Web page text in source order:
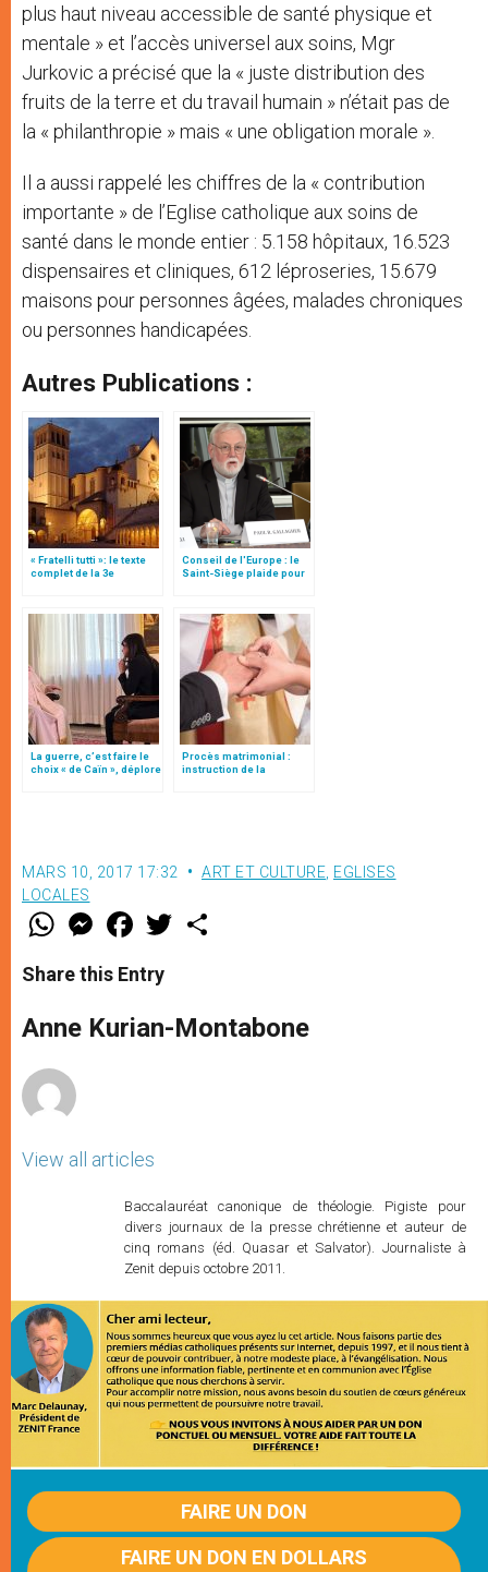
plus haut niveau accessible de santé physique et
mentale » et l’accès universel aux soins, Mgr
Jurkovic a précisé que la « juste distribution des
fruits de la terre et du travail humain » n’était pas de
la « philanthropie » mais « une obligation morale ».
Il a aussi rappelé les chiffres de la « contribution
importante » de l’Eglise catholique aux soins de
santé dans le monde entier : 5.158 hôpitaux, 16.523
dispensaires et cliniques, 612 léproseries, 15.679
maisons pour personnes âgées, malades chroniques
ou personnes handicapées.
Autres Publications :
« Fratelli tutti »: le texte
complet de la 3e
Conseil de l'Europe : le
Saint-Siège plaide pour
religieuse"
La guerre, c’est faire le
choix « de Caïn », déplore
Procès matrimonial :
instruction de la
MARS 10, 2017 17:32 ART ET CULTURE EGLISES
LOCALES
W
t
s
p
p
M
e
s
e
g
e
F
a
e
b
o
k
w
r
Share this Entry
Anne Kurian-Montabone
View all articles
Baccalauréat canonique de théologie. Pigiste pour
divers journaux de la presse chrétienne et auteur de
cinq romans (éd. Quasar et Salvator). Journaliste à
Zenit depuis octobre 2011.
FAIRE UN DON
FAIRE UN DON EN DOLLARS